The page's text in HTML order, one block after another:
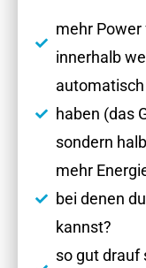
mehr Power
innerhalb
haben (das
sondern
mehr
bei denen
kannst?
so gut drauf